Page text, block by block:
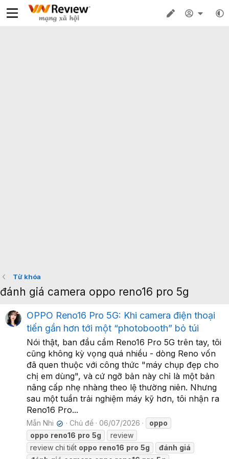
Từ khóa
đánh giá camera oppo reno16 pro 5g
OPPO Reno16 Pro 5G: Khi camera điện thoại
tiến gần hơn tới một “photobooth” bỏ túi
Nói thật, ban đầu cầm Reno16 Pro 5G trên tay, tôi
cũng không kỳ vọng quá nhiều - dòng Reno vốn
đã quen thuộc với công thức "máy chụp đẹp cho
chị em dùng", và cứ ngỡ bản này chỉ là một bản
nâng cấp nhẹ nhàng theo lệ thường niên. Nhưng
sau một tuần trải nghiệm máy kỹ hơn, tôi nhận ra
Reno16 Pro...
Mẫn Nhi ✔ Chủ đề 06/07/2026
oppo
oppo reno16 pro 5g
review
review chi tiết oppo reno16 pro 5g đánh giá